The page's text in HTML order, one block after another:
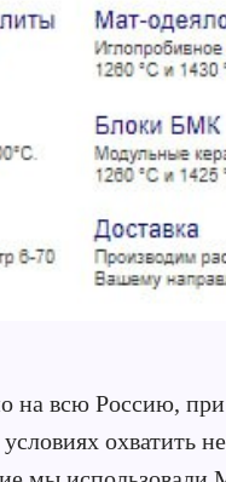
на всю Россию,
охватить